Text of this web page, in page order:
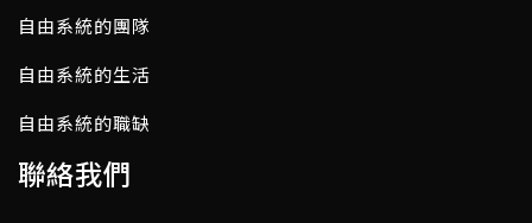
自由系統的團隊
自由系統的生活
自由系統的職缺
聯絡我們